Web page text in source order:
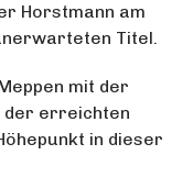
Horstmann am
Titel.
mit der
der erreichten
in dieser